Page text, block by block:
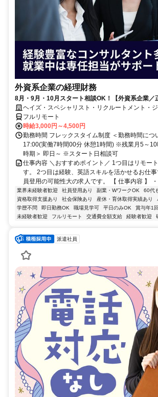
外資系企業の経理財務
8月・9月・10月スタート相談OK！【外資系企業／
大／700万～800万／リモート勤務OK】経理財務
ヘイズ・スペシャリスト・リクルートメント・
フルリモート
時給3,000円～4,500円
勤務時間 フレックスタイム制度 ＜勤務時間につ
17:00(実働7時間00分 休憩1時間) ※残業月5～
時期＞ 即日～ ※スタート日相談可
仕事内容 ＼おすすめポイント／ 1つ目はリモー
す。 2つ目は経験、英語スキルを活かせるお仕
員登用の可能性大の求人です。 【 仕事内容 】
業界未経験者歓迎 社員登用あり 副業・WワークOK
60代
資格取得支援あり
社会保険あり 産休・育休取得実績あり
学歴不問
即日勤務OK 職場見学可 平日のみOK 賞与年1
未経験者歓迎
フルリモート 交通費全額支給 経験者歓迎
派遣社員